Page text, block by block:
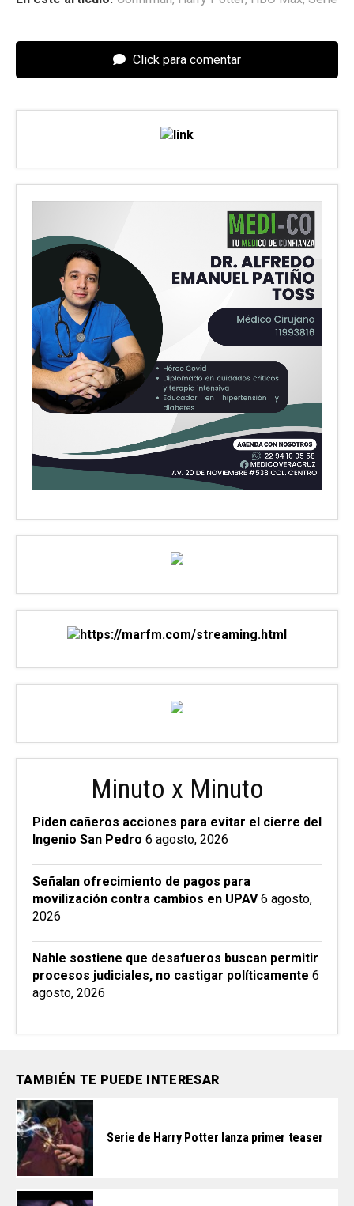
Click para comentar
Minuto x Minuto
Piden cañeros acciones para evitar el cierre del
Ingenio San Pedro 6 agosto, 2026
Señalan ofrecimiento de pagos para
movilización contra cambios en UPAV 6 agosto,
2026
Nahle sostiene que desafueros buscan permitir
procesos judiciales, no castigar políticamente 6
agosto, 2026
TAMBIÉN TE PUEDE INTERESAR
Serie de Harry Potter lanza primer teaser